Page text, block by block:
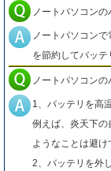
ノートパソコン
ノートパソコン
を節約してバッテ
ノートパソコン
1、バッテリを高
例えば、炎天下の
ようなことは避け
2、バッテリを外